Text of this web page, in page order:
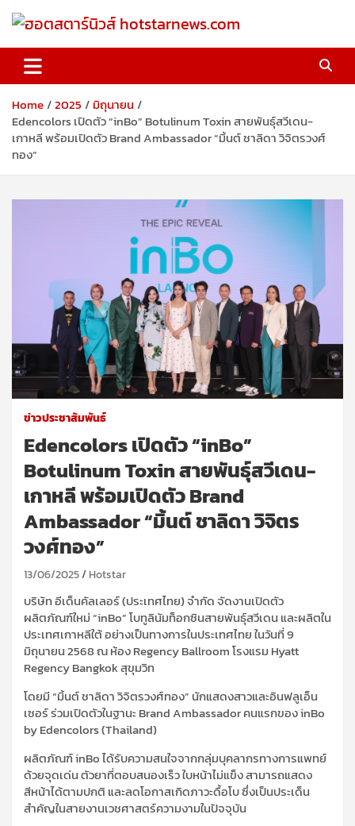
ฮอตสตาร์นิวส์ hotstarnews.com
Home 2025
มิถุนายน
Edencolors เปิดตัว “inBo” Botulinum Toxin สายพันธุ์สวีเดน-
เกาหลี พร้อมเปิดตัว Brand Ambassador “มิ้นต์ ชาลิดา วิจิตรวงศ์
ทอง”
ข่าวประชาสัมพันธ์
Edencolors เปิดตัว “inBo”
Botulinum Toxin สายพันธุ์สวีเดน-
เกาหลี พร้อมเปิดตัว Brand
Ambassador “มิ้นต์ ชาลิดา วิจิตร
วงศ์ทอง”
13/06/2025 Hotstar
บริษัท อีเด็นคัลเลอร์ (ประเทศไทย) จำกัด จัดงานเปิดตัว
ผลิตภัณฑ์ใหม่ “inBo” โบทูลินัมท็อกซินสายพันธุ์สวีเดน และผลิตใน
ประเทศเกาหลีใต้ อย่างเป็นทางการในประเทศไทย ในวันที่ 9
มิถุนายน 2568 ณ ห้อง Regency Ballroom โรงแรม Hyatt
Regency Bangkok สุขุมวิท
โดยมี “มิ้นต์ ชาลิดา วิจิตรวงศ์ทอง” นักแสดงสาวและอินฟลูเอ็น
เซอร์ ร่วมเปิดตัวในฐานะ Brand Ambassador คนแรกของ inBo
by Edencolors (Thailand)
ผลิตภัณฑ์ inBo ได้รับความสนใจจากกลุ่มบุคลากรทางการแพทย์
ด้วยจุดเด่น ตัวยาที่ตอบสนองเร็ว ใบหน้าไม่แข็ง สามารถแสดง
สีหน้าได้ตามปกติ และลดโอกาสเกิดภาวะดื้อโบ ซึ่งเป็นประเด็น
สำคัญในสายงานเวชศาสตร์ความงามในปัจจุบัน